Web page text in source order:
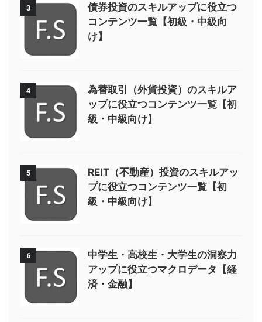
3
債券投資のスキルアップに役立つ
コンテンツ一覧【初級・中級向
け】
4
為替取引（外貨投資）のスキルア
ップに役立つコンテンツ一覧【初
級・中級向け】
5
REIT（不動産）投資のスキルアッ
プに役立つコンテンツ一覧【初
級・中級向け】
6
中学生・高校生・大学生の洞察力
アップに役立つマクロデータ【経
済・金融】